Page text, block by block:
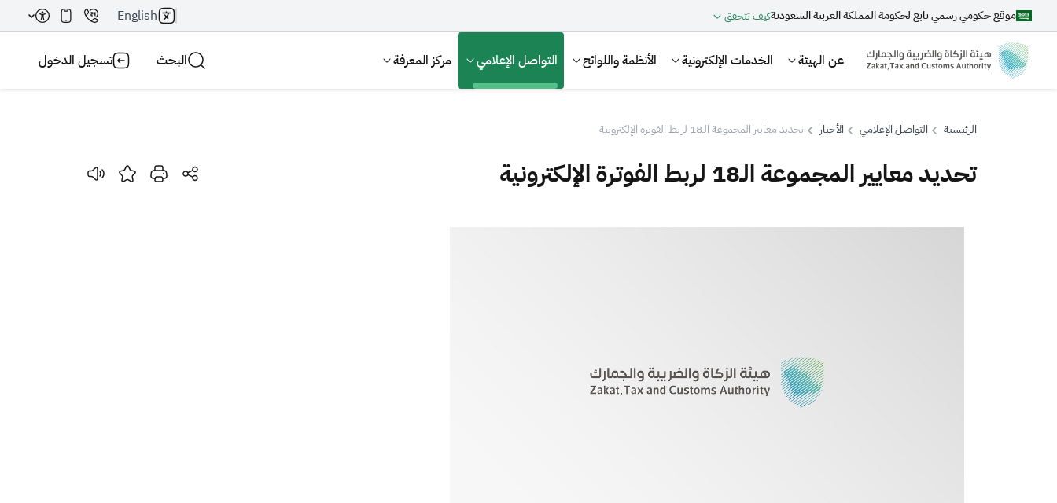
موقع حكومي رسمي تابع لحكومة المملكة العربية السعوديةكيف تتحقق English
عن الهيئة الخدمات الإلكترونية الأنظمة واللوائح التواصل الإعلامي مركز المعرفة البحث تسجيل الدخول
بحث
الرئيسية التواصل الإعلامي الأخبار تحديد معايير المجموعة الـ18 لربط الفوترة الإلكترونية
تحديد معايير المجموعة الـ18 لربط الفوترة الإلكترونية